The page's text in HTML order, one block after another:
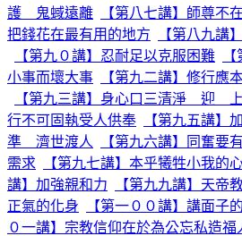
護 鬼蜮遠離
【第八七講】師尊不
把錢花在最有用的地方
【第八九講
【第九０講】忍耐足以克服困難
小事而壞大事
【第九二講】修行
【第九三講】身心口三清淨 迎
行不可固執受人供奉
【第九五講
準 濟世渡人
【第九六講】同奮
需求
【第九七講】本乎犧牲小我的
講】加強親和力
【第九九講】天
正氣的化身
【第一００講】講面子
０一講】宗教信仰在於為公忘私造福